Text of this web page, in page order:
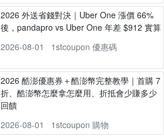
2026 外送省錢對決｜Uber One 漲價 66%
後，pandapro vs Uber One 年差 $912 實算
2026-08-01
1stcoupon 優惠碼
2026 酷澎優惠券＋酷澎幣完整教學｜首購 7
折、酷澎幣怎麼拿怎麼用、折抵會少賺多少
回饋
2026-08-01
1stcoupon 購物